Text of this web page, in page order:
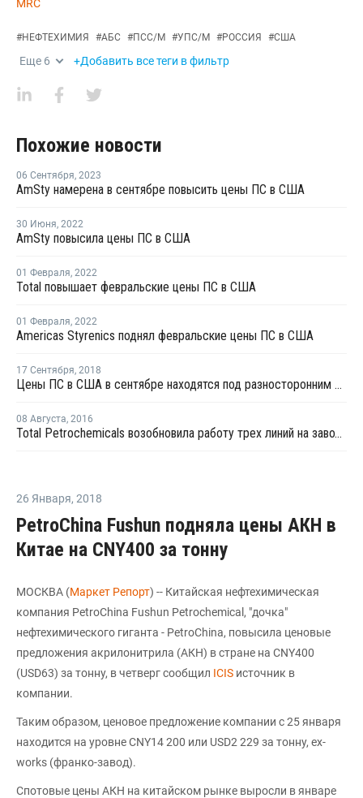
MRC
#НЕФТЕХИМИЯ #АБС #ПСС/М #УПС/М #РОССИЯ #США
Еще 6 +Добавить все теги в фильтр
Похожие новости
06 Сентября, 2023
AmSty намерена в сентябре повысить цены ПС в США
30 Июня, 2022
AmSty повысила цены ПС в США
01 Февраля, 2022
Total повышает февральские цены ПС в США
01 Февраля, 2022
Americas Styrenics поднял февральские цены ПС в США
17 Сентября, 2018
Цены ПС в США в сентябре находятся под разносторонним давлением
08 Августа, 2016
Total Petrochemicals возобновила работу трех линий на заводе ПС в Луизиане
26 Января, 2018
PetroChina Fushun подняла цены АКН в
Китае на CNY400 за тонну
МОСКВА (Маркет Репорт) -- Китайская нефтехимическая
компания PetroChina Fushun Petrochemical, "дочка"
нефтехимического гиганта - PetroChina, повысила ценовые
предложения акрилонитрила (АКН) в стране на CNY400
(USD63) за тонну, в четверг сообщил ICIS источник в
компании.
Таким образом, ценовое предложение компании с 25 января
находится на уровне CNY14 200 или USD2 229 за тонну, ex-
works (франко-завод).
Спотовые цены АКН на китайском рынке выросли в январе